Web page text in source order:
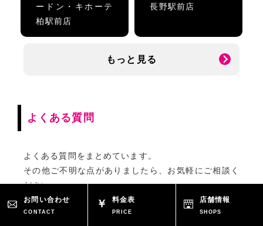
ードン・キホーテ
柏駅前店
長野駅前店
もっと見る
よくある質問
よくある質問をまとめています。
その他ご不明な点がありましたら、お気軽にご相談く
ださい。
お問い合わせ
CONTACT
料金表
PRICE
店舗情報
SHOPS